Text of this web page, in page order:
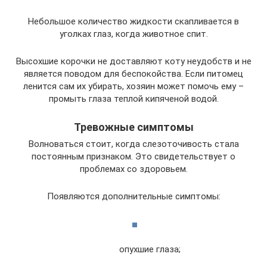
Небольшое количество жидкости скапливается в
уголках глаз, когда животное спит.
Высохшие корочки не доставляют коту неудобств и не
является поводом для беспокойства. Если питомец
ленится сам их убирать, хозяин может помочь ему –
промыть глаза теплой кипяченой водой.
Тревожные симптомы
Волноваться стоит, когда слезоточивость стала
постоянным признаком. Это свидетельствует о
проблемах со здоровьем.
Появляются дополнительные симптомы:
опухшие глаза;